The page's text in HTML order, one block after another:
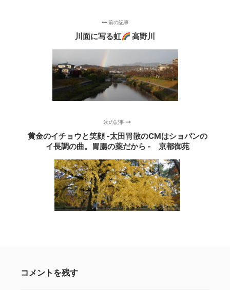
前の記事
川面に写る虹 高野川
次の記事
黄金のイチョウと笑顔 -太田胃散のCMはショパンの
イ長調の曲。胃腸の薬だから - 京都御苑
コメントを残す